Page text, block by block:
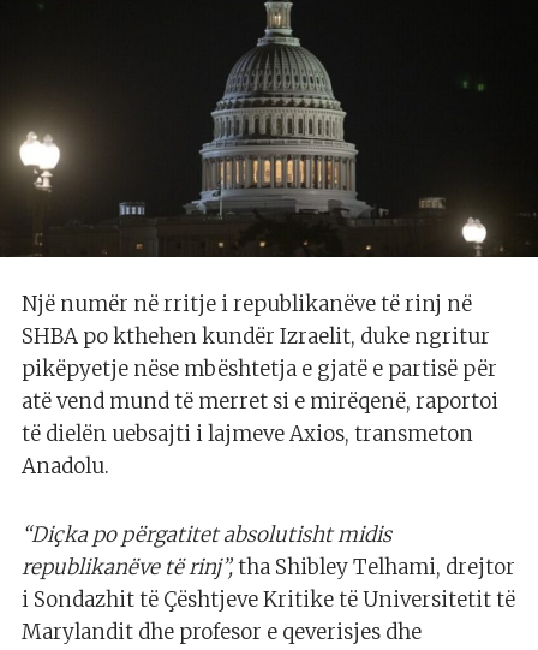
Një numër në rritje i republikanëve të rinj në
SHBA po kthehen kundër Izraelit, duke ngritur
pikëpyetje nëse mbështetja e gjatë e partisë për
atë vend mund të merret si e mirëqenë, raportoi
të dielën uebsajti i lajmeve Axios, transmeton
Anadolu.
“Diçka po përgatitet absolutisht midis
republikanëve të rinj”,tha Shibley Telhami, drejtor
i Sondazhit të Çështjeve Kritike të Universitetit të
Marylandit dhe profesor e qeverisjes dhe